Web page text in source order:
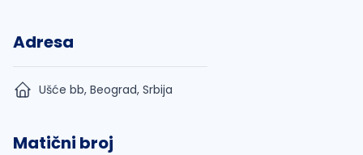
Adresa
Ušće bb, Beograd, Srbija
Matični broj